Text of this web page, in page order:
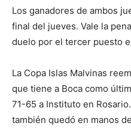
Los ganadores de ambos
final del jueves. Vale la
duelo por el tercer puesto
La Copa Islas Malvinas
que tiene a Boca como
71-65 a Instituto en
también quedó en manos